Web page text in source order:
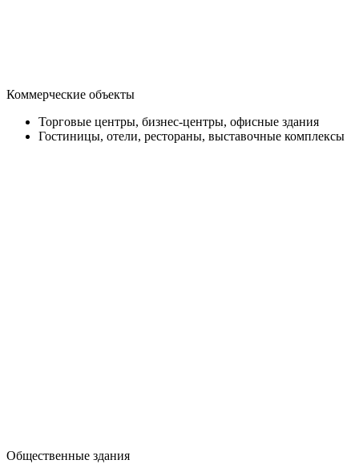
Коммерческие объекты
Торговые центры, бизнес-центры, офисные здания
Гостиницы, отели, рестораны, выставочные комплексы
Общественные здания